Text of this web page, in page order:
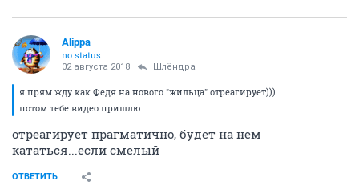
Alippa
no status
02 августа 2018 Шлёндра
я прям жду как Федя на нового "жильца" отреагирует)))
потом тебе видео пришлю
отреагирует прагматично, будет на нем
кататься...если смелый
ОТВЕТИТЬ